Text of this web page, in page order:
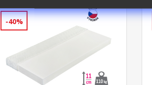
-40%